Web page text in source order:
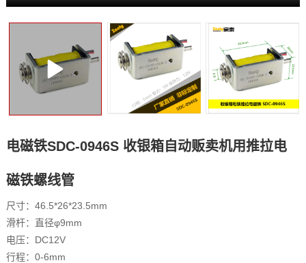
电磁铁SDC-0946S 收银箱自动贩卖机用推拉电
磁铁螺线管
尺寸：46.5*26*23.5mm
滑杆：直径φ9mm
电压：DC12V
行程：0-6mm